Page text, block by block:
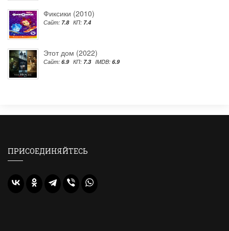
Фиксики (2010)
Сайт: 7.8 КП: 7.4
Этот дом (2022)
Сайт: 6.9 КП: 7.3 IMDB: 6.9
ПРИСОЕДИНЯЙТЕСЬ